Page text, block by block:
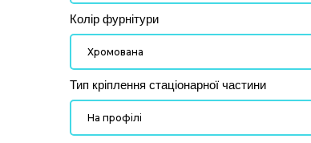
Колір фурнітури
Тип кріплення стаціонарної частини